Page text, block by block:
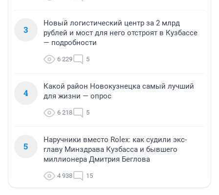
3
Новый логистический центр за 2 млрд
рублей и мост для него отстроят в Кузбассе
— подробности
6 229 5
4
Какой район Новокузнецка самый лучший
для жизни — опрос
6 218 5
5
Наручники вместо Rolex: как судили экс-
главу Минздрава Кузбасса и бывшего
миллионера Дмитрия Беглова
4 938 15